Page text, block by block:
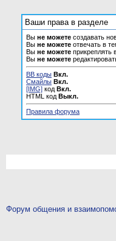
Ваши права в разделе
Вы не можете создавать
Вы не можете отвечать в
Вы не можете прикреплять
Вы не можете
BB коды Вкл.
Смайлы Вкл.
[IMG] код Вкл.
HTML код Выкл.
Правила форума
Форум общения и